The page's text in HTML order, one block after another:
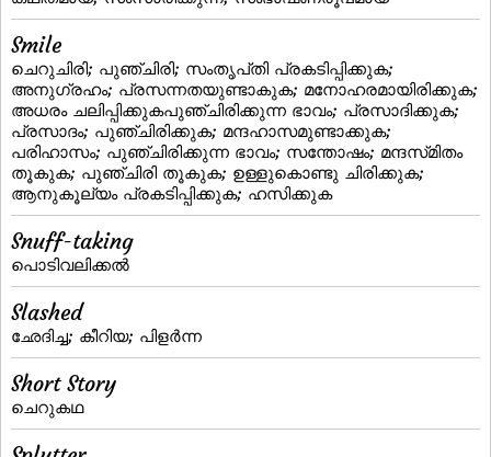
Smile
ചെറുചിരി; പുഞ്ചിരി; സംതൃപ്‌തി പ്രകടിപ്പിക്കുക;
അനുഗ്രഹം; പ്രസന്നതയുണ്ടാകുക; മനോഹരമായിരിക്കുക;
അധരം ചലിപ്പിക്കുകപുഞ്ചിരിക്കുന്ന ഭാവം; പ്രസാദിക്കുക;
പ്രസാദം; പുഞ്ചിരിക്കുക; മന്ദഹാസമുണ്ടാക്കുക;
പരിഹാസം; പുഞ്ചിരിക്കുന്ന ഭാവം; സന്തോഷം; മന്ദസ്‌മിതം
തൂകുക; പുഞ്ചിരി തൂകുക; ഉള്ളുകൊണ്ടു ചിരിക്കുക;
ആനുകൂല്യം പ്രകടിപ്പിക്കുക; ഹസിക്കുക
Snuff-taking
പൊടിവലിക്കല്‍
Slashed
ഛേദിച്ച; കീറിയ; പിളര്‍ന്ന
Short Story
ചെറുകഥ